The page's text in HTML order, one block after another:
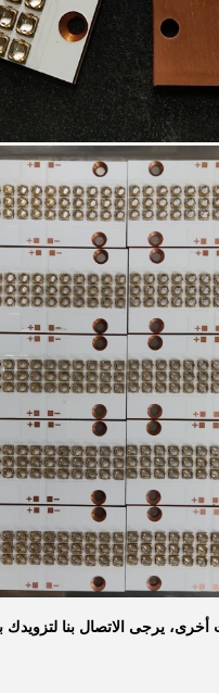
أخرى، يرجى الاتصال بنا